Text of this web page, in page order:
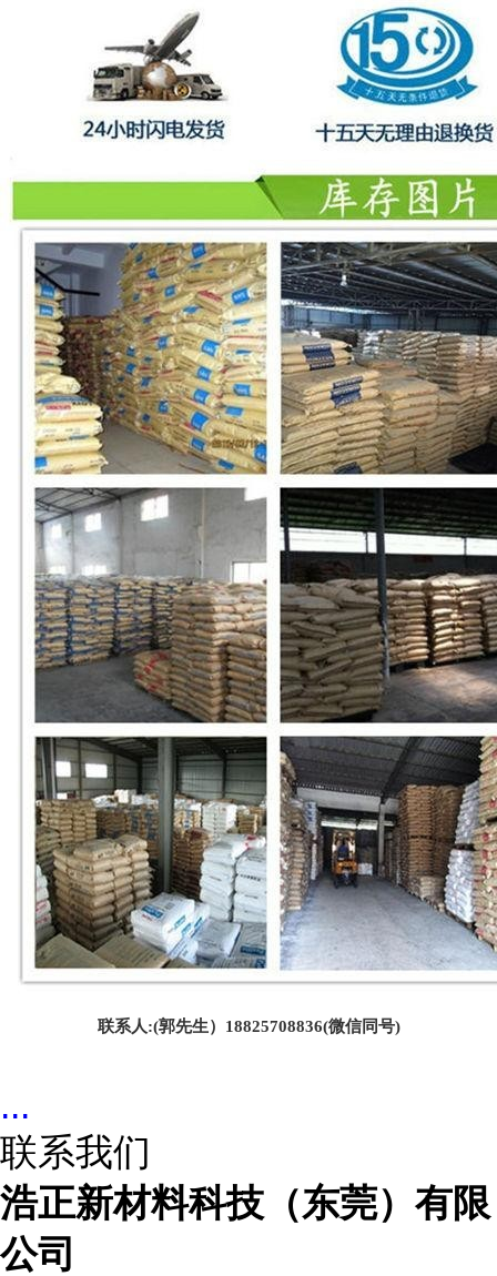
联系人:(郭先生）18825708836(微信同号)
...
联系我们
浩正新材料科技（东莞）有限
公司